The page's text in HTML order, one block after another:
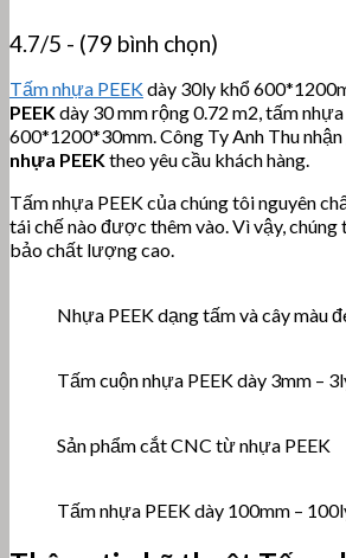
4.7/5 - (79 bình chọn)
Tấm nhựa PEEKdày 30ly khổ
PEEKdày 30 mm rộng 0.72 m2, tấm nhựa
600*1200*30mm. Công Ty Anh Thu nhận
nhựa PEEKtheo yêu cầu khách hàng.
Tấm nhựa PEEK của chúng tôi nguyên
tái chế nào được thêm vào. Vì vậy,
bảo chất lượng cao.
Nhựa PEEK dạng tấm và cây màu
Tấm cuộn nhựa PEEK dày 3mm –
Sản phẩm cắt CNC từ nhựa PEEK
Tấm nhựa PEEK dày 100mm –